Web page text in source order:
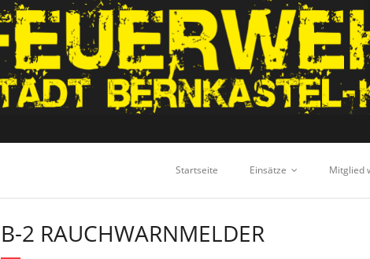
Startseite Einsätze Mitglied
B-2 RAUCHWARNMELDER